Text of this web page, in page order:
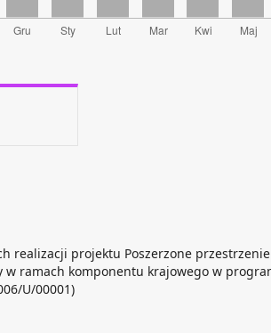
realizacji projektu Poszerzone
w ramach komponentu krajowego w
U/00001)